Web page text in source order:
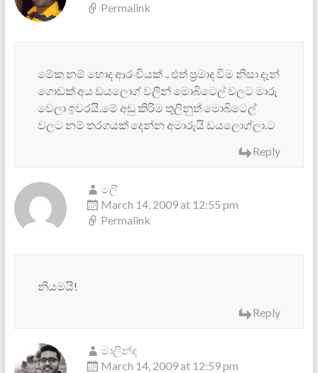
Permalink
මේක නම් හොද ආරංචියක් .. එත් ප්‍රමාද විම නිසා දෑන්
ගොඩක් අය ඩයලොග් වලින් මොබිටෙල් වලට මාරු
වෙලා ඉවරයි.මේ අඩු කිරිම තුලිනුත් මොබිටෙල්
වලට නම් තරගයක් දෙන්න අමාරුයි ඩයලොග්ලා.ට
Reply
මලී
March 14, 2009 at 12:55 pm
Permalink
නියමයි!
Reply
මාලින්ද
March 14, 2009 at 12:59 pm